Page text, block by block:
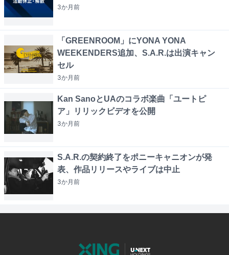
3か月前
「GREENROOM」にYONA YONA
WEEKENDERS追加、S.A.R.は出演キャン
セル
3か月前
Kan SanoとUAのコラボ楽曲「ユートピ
ア」リリックビデオを公開
3か月前
S.A.R.の契約終了をポニーキャニオンが発
表、作品リリースやライブは中止
3か月前